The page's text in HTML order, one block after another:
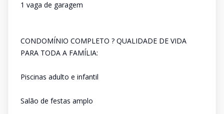
1 vaga de garagem
CONDOMÍNIO COMPLETO ? QUALIDADE DE VIDA
PARA TODA A FAMÍLIA:
Piscinas adulto e infantil
Salão de festas amplo